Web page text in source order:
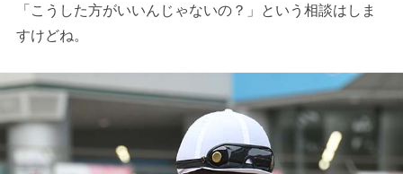
「こうした方がいいんじゃないの？」という相談はしま
すけどね。